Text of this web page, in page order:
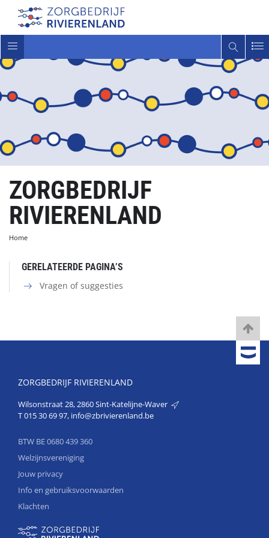
Toggle
navigatie
ZORGBEDRIJF
RIVIERENLAND
Home
GERELATEERDE PAGINA’S
Vragen of suggesties
ZORGBEDRIJF RIVIERENLAND
Wilsonstraat 28, 2860 Sint-Katelijne-Waver
T015 30 69 97, info@zbrivierenland.be
BTW BE 0680 439 360
Welzijnsvereniging
Jouw privacy
Info en gebruiksvoorwaarden
Klachten